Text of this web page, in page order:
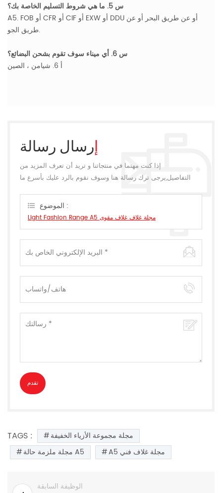
س 5. ما هي شروط التسليم الخاصة بك؟
A5. FOB أو CFR أو CIF أو EXW أو DDU أو عن طريق البحر أو عن
طريق الجو.
س 6. أي ميناء سوف تقوم بشحن البضائع؟
أ 6. شيامن ، الصين
إرسال رسالة
إذا كنت مهتما في منتجاتنا و تريد أن تعرف المزيد من
التفاصيل,يرجى ترك رسالة هنا وسوف نقوم بالرد عليك بأسرع ما
الموضوع :
Light Fashion Range A5 مجلة غلاف غلاف مقوى
TAGS :
مجلة مجموعة الأزياء الخفيفة
مجلة ملزمة حالة A5
A5 مجلة غلاف فني
الوظيفة السابقة